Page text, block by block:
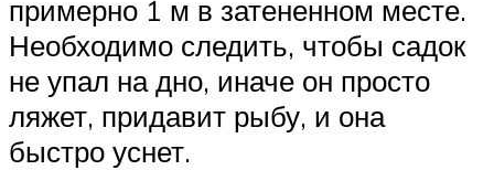
примерно 1 м в затененном месте.
Необходимо следить, чтобы садок
не упал на дно, иначе он просто
ляжет, придавит рыбу, и она
быстро уснет.